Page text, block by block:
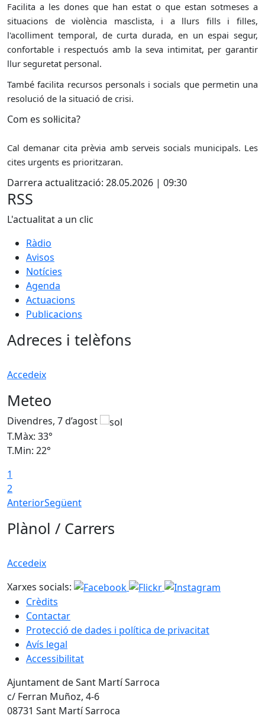
Facilita a les dones que han estat o que estan sotmeses a
situacions de violència masclista, i a llurs fills i filles,
l'acolliment temporal, de curta durada, en un espai segur,
confortable i respectuós amb la seva intimitat, per garantir
llur seguretat personal.
També facilita recursos personals i socials que permetin una
resolució de la situació de crisi.
Com es sol·licita?
Cal demanar cita prèvia amb serveis socials municipals. Les
cites urgents es prioritzaran.
Darrera actualització: 28.05.2026 | 09:30
RSS
L'actualitat a un clic
Ràdio
Avisos
Notícies
Agenda
Actuacions
Publicacions
Adreces i telèfons
Accedeix
Meteo
Divendres, 7 d’agost
T.Màx: 33°
T.Min: 22°
1
2
AnteriorSegüent
Plànol / Carrers
Accedeix
Xarxes socials:
Crèdits
Contactar
Protecció de dades i política de privacitat
Avís legal
Accessibilitat
Ajuntament de Sant Martí Sarroca
c/ Ferran Muñoz, 4-6
08731 Sant Martí Sarroca